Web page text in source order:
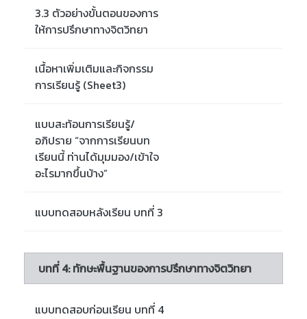
3.3 ตัวอย่างขั้นตอนของการ
ให้การปรึกษาทางจิตวิทยา
เนื้อหาเพิ่มเติมและกิจกรรม
การเรียนรู้ (Sheet3)
แบบสะท้อนการเรียนรู้/
อภิปราย “จากการเรียนบท
เรียนนี้ ท่านได้มุมมอง/เข้าใจ
อะไรมากขึ้นบ้าง”
แบบทดสอบหลังเรียน บทที่ 3
บทที่ 4: ทักษะพื้นฐานของการปรึกษาทางจิตวิทยา
แบบทดสอบก่อนเรียน บทที่ 4